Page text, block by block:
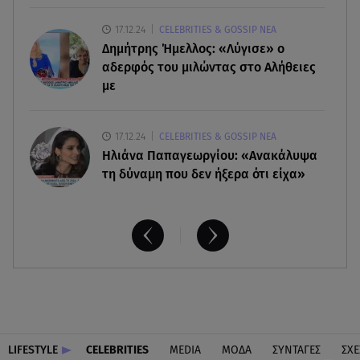
08.08.26 , 14:00
Summer fling: Γιατί να πεις ναι σε έναν
καλοκαιρινό έρωτα
17.12.24 CELEBRITIES & GOSSIP ΝΕΑ
Δημήτρης Ήμελλος: «Λύγισε» ο
αδερφός του μιλώντας στο Αλήθειες
με
17.12.24 CELEBRITIES & GOSSIP ΝΕΑ
Ηλιάνα Παπαγεωργίου: «Ανακάλυψα
τη δύναμη που δεν ήξερα ότι είχα»
LIFESTYLE CELEBRITIES MEDIA ΜΟΔΑ ΣΥΝΤΑΓΕΣ